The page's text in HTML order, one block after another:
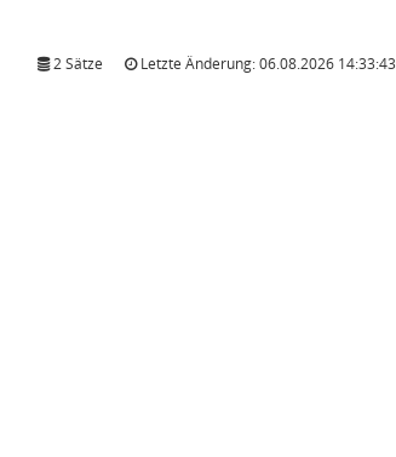
2 Sätze Letzte Änderung: 06.08.2026 14:33:43